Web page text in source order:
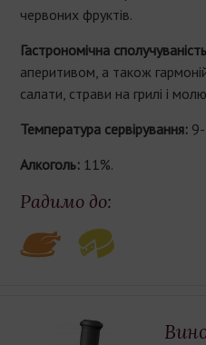
червоних фруктів.
Гастрономічна
аперитивом, а також
салати, страви на грилі і
Температура сервірування:9-
Алкоголь:11%.
Радимо до: